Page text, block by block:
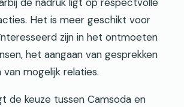
Het is meer geschikt voor
zijn in het ontmoeten
het aangaan van gesprekken
mogelijk relaties.
de keuze tussen Camsoda en